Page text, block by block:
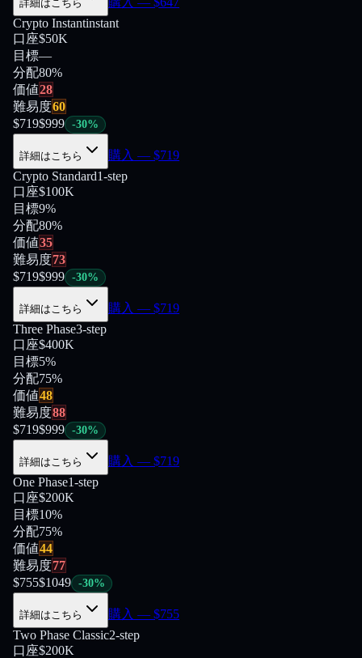
詳細はこちら
Crypto Instantinstant
口座$50K
目標—
分配80%
価値28
難易度60
$719$999 -30%
詳細はこちら 購入 — $719
Crypto Standard1-step
口座$100K
目標9%
分配80%
価値35
難易度73
$719$999 -30%
詳細はこちら 購入 — $719
Three Phase3-step
口座$400K
目標5%
分配75%
価値48
難易度88
$719$999 -30%
詳細はこちら 購入 — $719
One Phase1-step
口座$200K
目標10%
分配75%
価値44
難易度77
$755$1049 -30%
詳細はこちら 購入 — $755
Two Phase Classic2-step
口座$200K